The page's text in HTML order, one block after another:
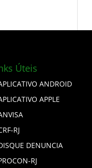
Úteis
ANDROID
APPLE
RJ
DENUNCIA
RJ